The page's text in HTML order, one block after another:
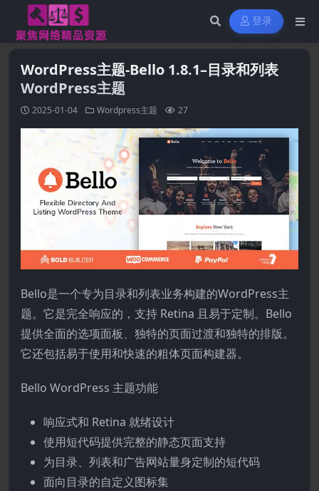
登录
WordPress主题-Bello 1.8.1–目录和列表
WordPress主题
2025-01-04 Wordpress主题 27
Bello是一个专为目录和列表业务构建的WordPress主
题。它是完全响应的，支持 Retina 且易于定制。Bello
提供全面的选项面板、独特的页面过渡和独特的排版。
它还包括易于使用和快速的粗体页面构建器。
Bello WordPress 主题功能
响应式和 Retina 就绪设计
使用短代码提供完整的静态页面支持
为目录、列表和广告网站量身定制的短代码
面向目录的自定义图标集